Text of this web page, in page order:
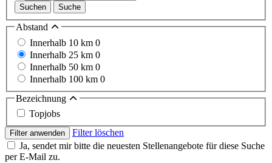
Suchen Suche
Abstand
Innerhalb 10 km 0
Innerhalb 25 km 0
Innerhalb 50 km 0
Innerhalb 100 km 0
Bezeichnung
Topjobs
Filter anwenden
Filter löschen
Ja, sendet mir bitte die neuesten Stellenangebote für diese Suche
per E-Mail zu.